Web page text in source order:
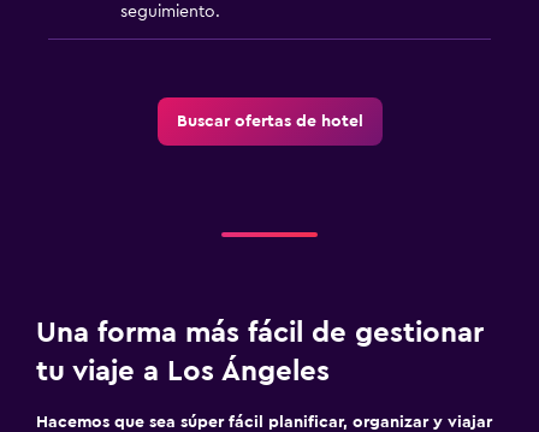
seguimiento.
Buscar ofertas de hotel
Una forma más fácil de gestionar
tu viaje a Los Ángeles
Hacemos que sea súper fácil planificar, organizar y viajar